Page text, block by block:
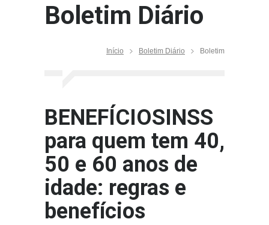
Boletim Diário
Início Boletim Diário Boletim
BENEFÍCIOSINSS
para quem tem 40,
50 e 60 anos de
idade: regras e
benefícios